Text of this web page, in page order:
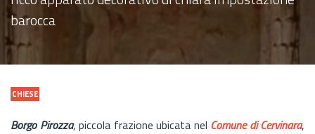
barocca
CHIESE
Borgo Pirozza, piccola frazione ubicata nel Comune di Cervinara,